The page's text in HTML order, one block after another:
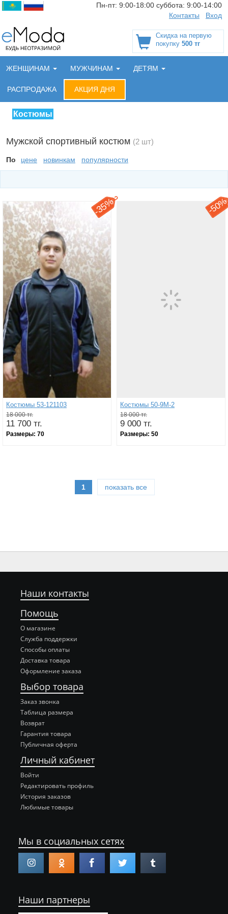
Пн-пт: 9:00-18:00 суббота: 9:00-14:00
Контакты
Вход
Скидка на первую
покупку 500 тг
ЖЕНЩИНАМ МУЖЧИНАМ ДЕТЯМ
РАСПРОДАЖА АКЦИЯ ДНЯ
Костюмы
Мужской спортивный костюм (2 шт)
По цене новинкам популярности
-
35%
Костюмы 53-121103
18 000 тг.
11 700 тг.
Размеры: 70
-
50%
Костюмы 50-9М-2
18 000 тг.
9 000 тг.
Размеры: 50
1 показать все
Наши контакты
Помощь
О магазине
Служба поддержки
Способы оплаты
Доставка товара
Оформление заказа
Выбор товара
Заказ звонка
Таблица размера
Возврат
Гарантия товара
Публичная оферта
Личный кабинет
Войти
Редактировать профиль
История заказов
Любимые товары
Мы в социальных сетях
Наши партнеры